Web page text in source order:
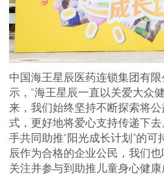
中国海王星辰医药连锁集团有
示，“海王星辰一直以关爱大众
来，我们始终坚持不断探索将
式，更好地将爱心支持传递下
手共同助推“阳光成长计划”的可
辰作为合格的企业公民，我们
关注并参与到助推儿童身心健